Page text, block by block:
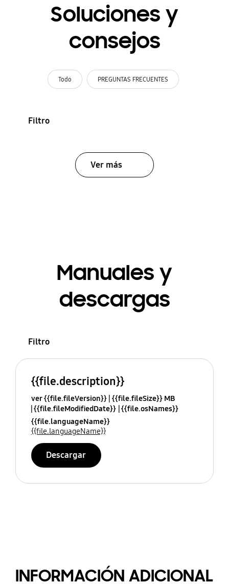
Soluciones y
consejos
Todo PREGUNTAS FRECUENTES
Filtro
Ver más
Manuales y
descargas
Filtro
{{file.description}}
ver {{file.fileVersion}} {{file.fileSize}} MB
{{file.fileModifiedDate}} {{file.osNames}}
{{file.languageName}}
{{file.languageName}}
Descargar
INFORMACIÓN ADICIONAL